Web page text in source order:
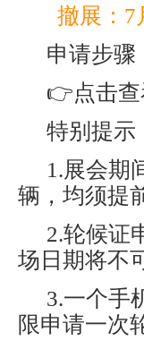
撤展：7
申请步骤
👉点击查
特别提示
1.展会期
辆，均须提
2.轮候证
场日期将不
3.一个手
限申请一次